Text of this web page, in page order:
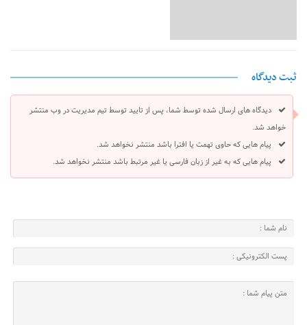
ثبت دیدگاه
دیدگاه های ارسال شده توسط شما، پس از تایید توسط تیم مدیریت در وب منتشر
خواهد شد.
پیام هایی که حاوی تهمت یا افترا باشد منتشر نخواهد شد.
پیام هایی که به غیر از زبان فارسی یا غیر مرتبط باشد منتشر نخواهد شد.